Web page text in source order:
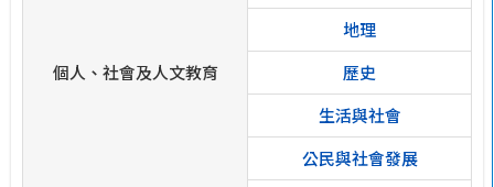
個人、社會及人文教育
地理
歷史
生活與社會
公民與社會發展